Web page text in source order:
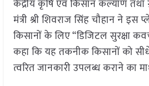
केंद्रीय कृषि एवं किसान कल्याण तथा
मंत्री श्री शिवराज सिंह चौहान ने इस
किसानों के लिए “डिजिटल सुरक्षा
कहा कि यह तकनीक किसानों को
त्वरित जानकारी उपलब्ध कराने का